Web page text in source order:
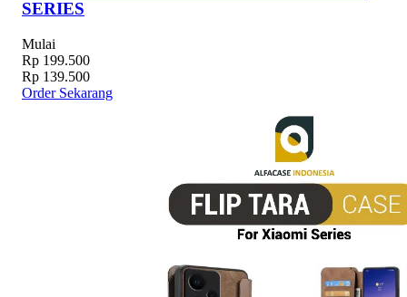
SERIES
Mulai
Rp 199.500
Rp 139.500
Order Sekarang